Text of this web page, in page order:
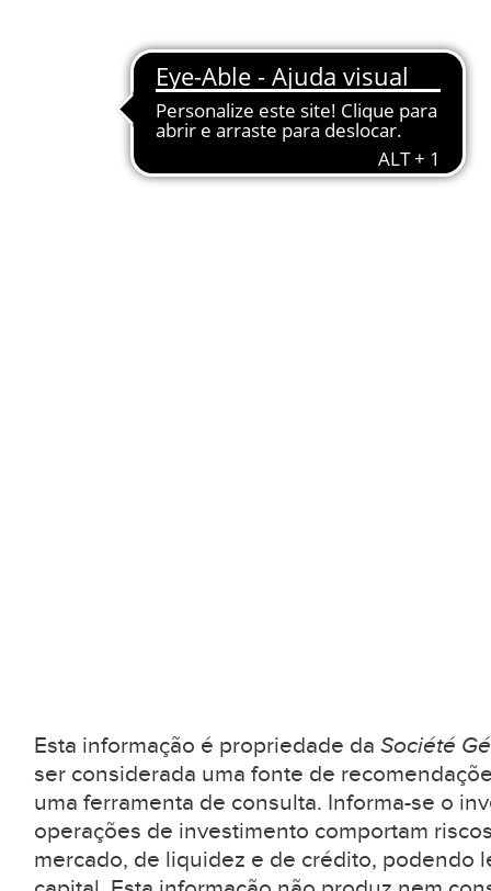
Esta informação é propriedade da Société
ser considerada uma fonte de
uma ferramenta de consulta. Informa-se o
operações de investimento comportam
mercado, de liquidez e de crédito, podendo